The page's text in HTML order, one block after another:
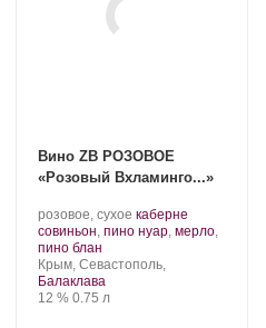
Вино ZB РОЗОВОЕ
«Розовый Вхламинго...»
Производитель:
Золотая
Балка.
розовое, сухое .
Сорт
каберне
совиньон, пино нуар, мерло,
пино блан
Регион:
Крым, Севастополь,
Балаклава
Крепость
12 %. Объем
0.75 л